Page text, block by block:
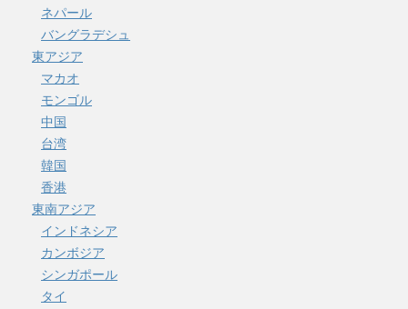
ネパール
バングラデシュ
東アジア
マカオ
モンゴル
中国
台湾
韓国
香港
東南アジア
インドネシア
カンボジア
シンガポール
タイ